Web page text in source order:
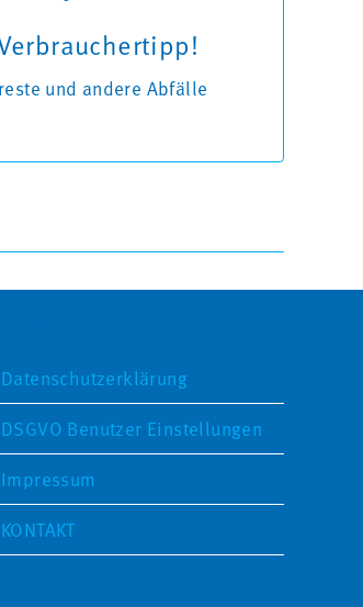
und andere Abfälle
in die Restmülltonne und
in die Toilette geschüttet
werden.
Datenschutzerklärung
DSGVO Benutzer Einstellungen
Impressum
KONTAKT